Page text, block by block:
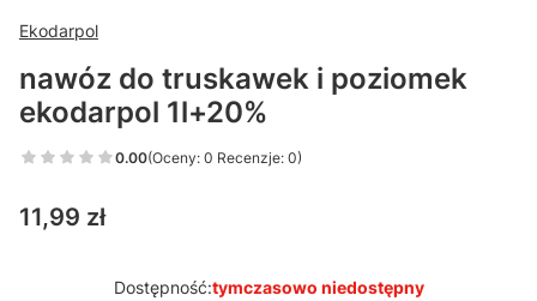
Ekodarpol
nawóz do truskawek i poziomek
ekodarpol 1l+20%
0.00(Oceny: 0 Recenzje: 0)
Cena
11,99 zł
Dostępność:tymczasowo niedostępny